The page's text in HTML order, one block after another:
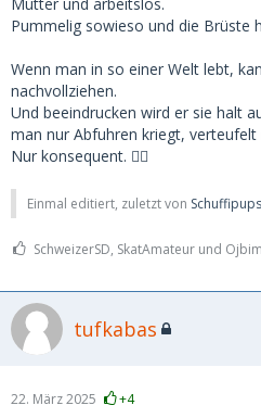
Pummelig sowieso und die Brüste
Wenn man in so einer Welt lebt,
nachvollziehen.
Und beeindrucken wird er sie halt
man nur Abfuhren kriegt,
Nur konsequent. ☝🏻
Einmal editiert, zuletzt von
SchweizerSD, SkatAmateur und
tufkabas
22. März 2025 +4